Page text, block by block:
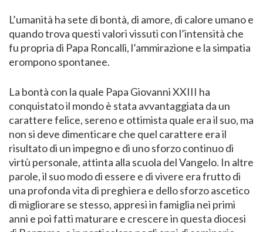
L’umanità ha sete di bontà, di amore, di calore umano e
quando trova questi valori vissuti con l’intensità che
fu propria di Papa Roncalli, l’ammirazione e la simpatia
erompono spontanee.
La bontà con la quale Papa Giovanni XXIII ha
conquistato il mondo è stata avvantaggiata da un
carattere felice, sereno e ottimista quale era il suo, ma
non si deve dimenticare che quel carattere era il
risultato di un impegno e di uno sforzo continuo di
virtù personale, attinta alla scuola del Vangelo. In altre
parole, il suo modo di essere e di vivere era frutto di
una profonda vita di preghiera e dello sforzo ascetico
di migliorare se stesso, appresi in famiglia nei primi
anni e poi fatti maturare e crescere in questa diocesi